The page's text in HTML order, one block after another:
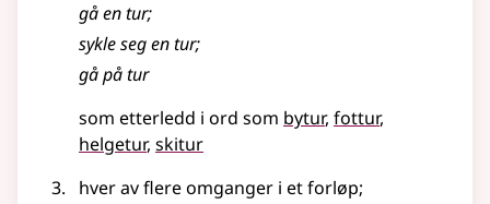
gå en tur;
sykle seg en tur;
gå påtur
som etterledd i ord som bytur fottur
helgetur skitur
hver av flere omganger i et forløp;